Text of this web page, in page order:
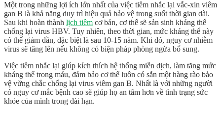
Một trong những lợi ích lớn nhất của việc tiêm nhắc lại vắc-xin viêm
gan B là khả năng duy trì hiệu quả bảo vệ trong suốt thời gian dài.
Sau khi hoàn thành lịch tiêm cơ bản, cơ thể sẽ sản sinh kháng thể
chống lại virus HBV. Tuy nhiên, theo thời gian, mức kháng thể này
có thể giảm dần, đặc biệt là sau 10-15 năm. Khi đó, nguy cơ nhiễm
virus sẽ tăng lên nếu không có biện pháp phòng ngừa bổ sung.
Việc tiêm nhắc lại giúp kích thích hệ thống miễn dịch, làm tăng mức
kháng thể trong máu, đảm bảo cơ thể luôn có sẵn một hàng rào bảo
vệ vững chắc chống lại virus viêm gan B. Nhất là với những người
có nguy cơ mắc bệnh cao sẽ giúp họ an tâm hơn về tình trạng sức
khỏe của mình trong dài hạn.